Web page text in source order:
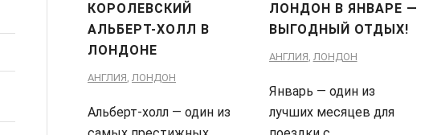
КОРОЛЕВСКИЙ
АЛЬБЕРТ-ХОЛЛ В
ЛОНДОНЕ
АНГЛИЯ, ЛОНДОН
Альберт-холл — один из
ЛОНДОН В ЯНВАРЕ —
ВЫГОДНЫЙ ОТДЫХ!
АНГЛИЯ, ЛОНДОН
Январь — один из
лучших месяцев для